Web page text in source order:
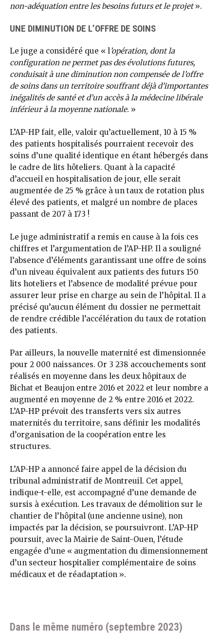
non-adéquation entre les besoins futurs et le projet».
UNE DIMINUTION DE L’OFFRE DE SOINS
Le juge a considéré que « l’opération, dont la
configuration ne permet pas des évolutions futures,
conduisait à une diminution non compensée de l’offre
de soins dans un territoire souffrant déjà d’importantes
inégalités de santé et d’un accès à la médecine libérale
inférieur à la moyenne nationale. »
L’AP-HP fait, elle, valoir qu’actuellement, 10 à 15 %
des patients hospitalisés pourraient recevoir des
soins d’une qualité identique en étant hébergés dans
le cadre de lits hôteliers. Quant à la capacité
d’accueil en hospitalisation de jour, elle serait
augmentée de 25 % grâce à un taux de rotation plus
élevé des patients, et malgré un nombre de places
passant de 207 à 173 !
Le juge administratif a remis en cause à la fois ces
chiffres et l’argumentation de l’AP-HP. Il a souligné
l’absence d’éléments garantissant une offre de soins
d’un niveau équivalent aux patients des futurs 150
lits hoteliers et l’absence de modalité prévue pour
assurer leur prise en charge au sein de l’hôpital. Il a
précisé qu’aucun élément du dossier ne permettait
de rendre crédible l’accélération du taux de rotation
des patients.
Par ailleurs, la nouvelle maternité est dimensionnée
pour 2 000 naissances. Or 3 238 accouchements sont
réalisés en moyenne dans les deux hôpitaux de
Bichat et Beaujon entre 2016 et 2022 et leur nombre a
augmenté en moyenne de 2 % entre 2016 et 2022.
L’AP-HP prévoit des transferts vers six autres
maternités du territoire, sans définir les modalités
d’organisation de la coopération entre les
structures.
L’AP-HP a annoncé faire appel de la décision du
tribunal administratif de Montreuil. Cet appel,
indique-t-elle, est accompagné d’une demande de
sursis à exécution. Les travaux de démolition sur le
chantier de l’hôpital (une ancienne usine), non
impactés par la décision, se poursuivront. L’AP-HP
poursuit, avec la Mairie de Saint-Ouen, l’étude
engagée d’une « augmentation du dimensionnement
d’un secteur hospitalier complémentaire de soins
médicaux et de réadaptation ».
Dans le même numéro (septembre 2023)